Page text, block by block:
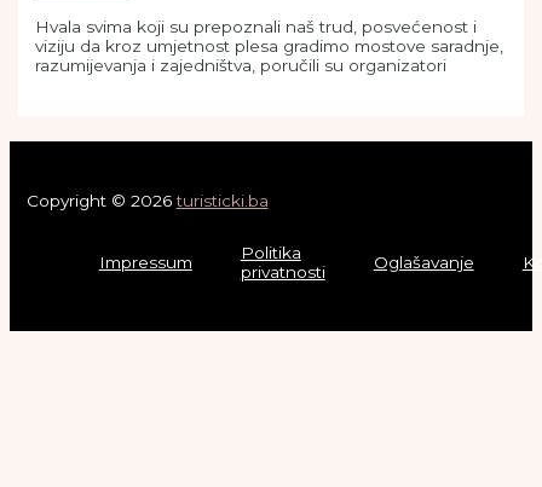
Hvala svima koji su prepoznali naš trud, posvećenost i
viziju da kroz umjetnost plesa gradimo mostove saradnje,
razumijevanja i zajedništva, poručili su organizatori
Copyright © 2026turisticki.ba
Impressum
Politika
privatnosti
Oglašavanje